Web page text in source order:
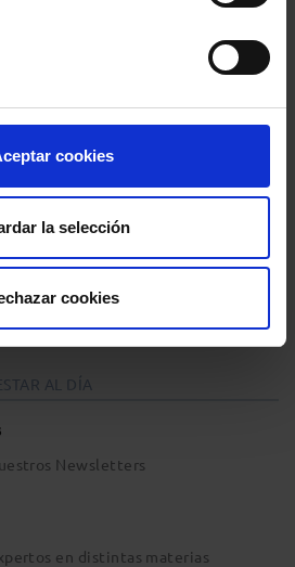
cookies
la selección
cookies
AL DÍA
Newsletters
en distintas materias